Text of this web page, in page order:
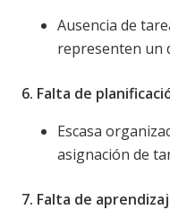
Ausencia de
representen un
6. Falta de
Escasa
asignación de
7. Falta de